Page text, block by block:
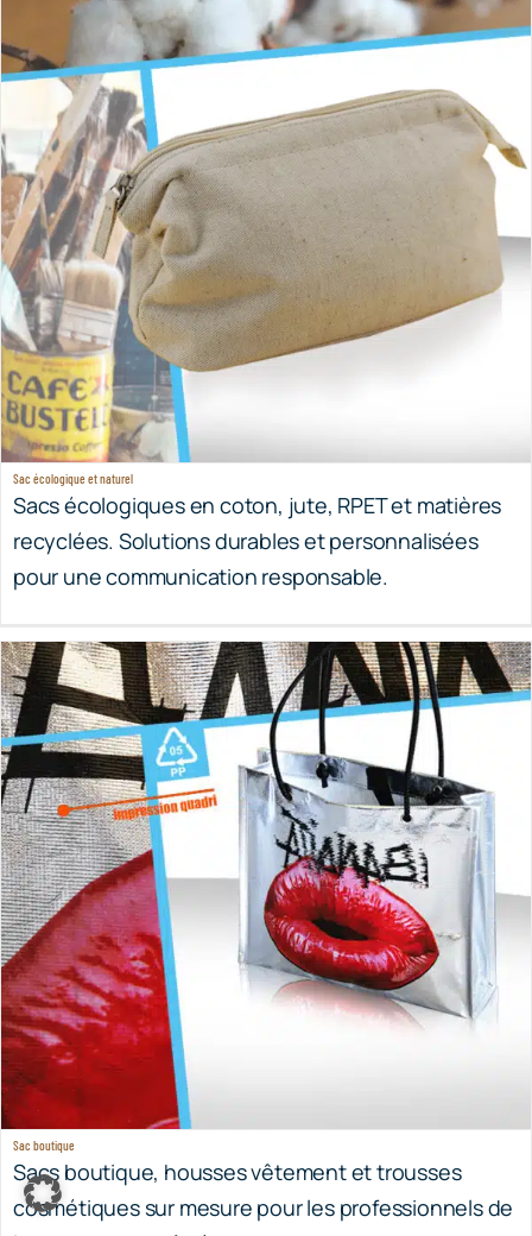
Sac écologique et naturel
Sacs écologiques en coton, jute, RPET et matières
recyclées. Solutions durables et personnalisées
pour une communication responsable.
Sac boutique
Sacs boutique, housses vêtement et trousses
cosmétiques sur mesure pour les professionnels de
la mode et du prêt-à-porter.